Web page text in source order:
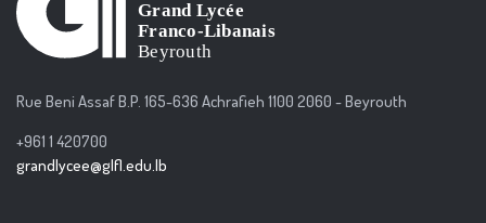
Rue Beni Assaf B.P. 165-636 Achrafieh 1100 2060 - Beyrouth
+961 1 420700
grandlycee@glfl.edu.lb